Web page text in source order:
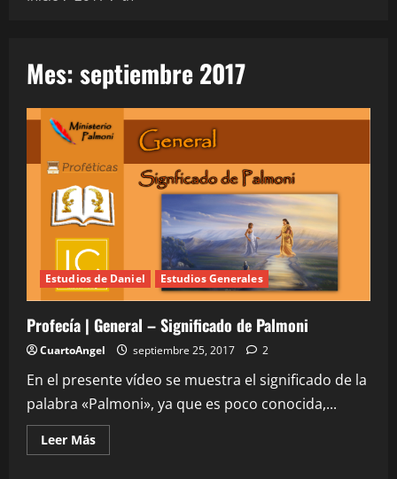
Mes:septiembre 2017
Estudios de Daniel Estudios Generales
Profecía | General – Significado de Palmoni
CuartoAngel septiembre 25, 2017 2
En el presente vídeo se muestra el significado de la
palabra «Palmoni», ya que es poco conocida,...
Leer MásLeer
más